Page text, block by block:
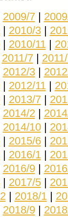
2009/7|
| 2010/3|
| 2010/11|
2011/7|
2012/3|
| 2012/11|
| 2013/7|
2014/2|
2014/10|
| 2015/6|
| 2016/1|
2016/9|
| 2017/5|
| 2018/1|
2018/9|